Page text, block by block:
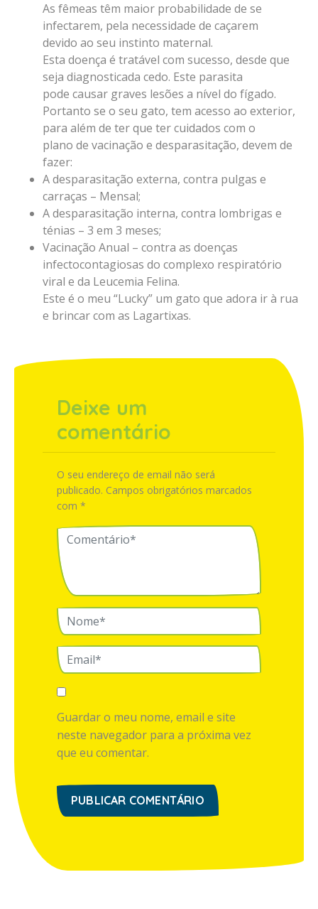
As fêmeas têm maior probabilidade de se
infectarem, pela necessidade de caçarem
devido ao seu instinto maternal.
Esta doença é tratável com sucesso, desde que
seja diagnosticada cedo. Este parasita
pode causar graves lesões a nível do fígado.
Portanto se o seu gato, tem acesso ao exterior,
para além de ter que ter cuidados com o
plano de vacinação e desparasitação, devem de
fazer:
A desparasitação externa, contra pulgas e
carraças – Mensal;
A desparasitação interna, contra lombrigas e
ténias – 3 em 3 meses;
Vacinação Anual – contra as doenças
infectocontagiosas do complexo respiratório
viral e da Leucemia Felina.
Este é o meu “Lucky” um gato que adora ir à rua
e brincar com as Lagartixas.
Deixe um
comentário
O seu endereço de email não será
publicado. Campos obrigatórios marcados
com *
Guardar o meu nome, email e site
neste navegador para a próxima vez
que eu comentar.